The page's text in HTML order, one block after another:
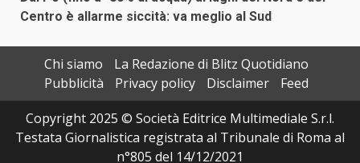
Centro è allarme siccità: va meglio al Sud
Chi siamo
La Redazione di Blitz Quotidiano
Pubblicità
Privacy policy Disclaimer
Feed
Copyright 2025 © Società Editrice Multimediale S.r.l.
Testata Giornalistica registrata al Tribunale di Roma al
n°805 del 14/12/2021